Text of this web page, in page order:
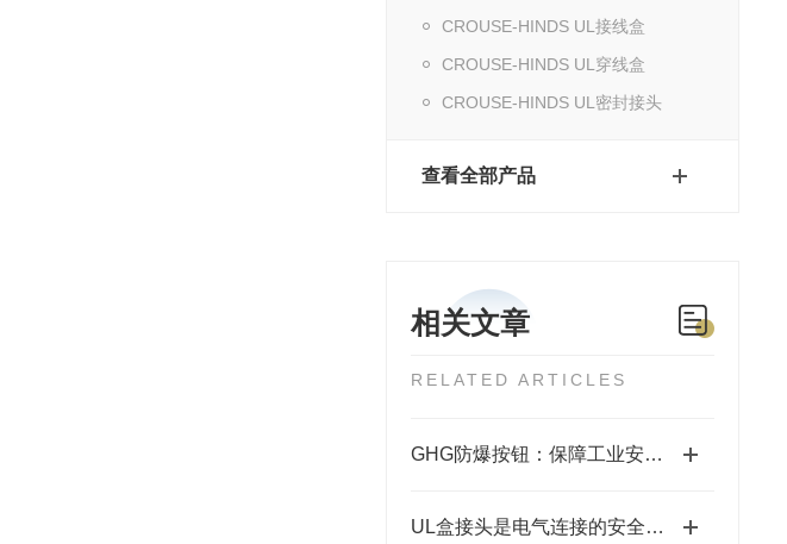
CROUSE-HINDS UL接线盒
CROUSE-HINDS UL穿线盒
CROUSE-HINDS UL密封接头
查看全部产品
相关文章
RELATED ARTICLES
GHG防爆按钮：保障工业安全的关键组件
UL盒接头是电气连接的安全守护者